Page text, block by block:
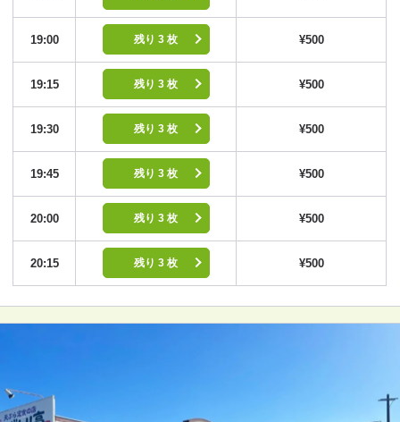
19:00 残り 3 枚 ¥500
19:15 残り 3 枚 ¥500
19:30 残り 3 枚 ¥500
19:45 残り 3 枚 ¥500
20:00 残り 3 枚 ¥500
20:15 残り 3 枚 ¥500